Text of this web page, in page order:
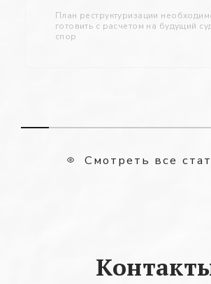
План реструктуризации
готовить с расчетом на будущий
спор
Смотреть все